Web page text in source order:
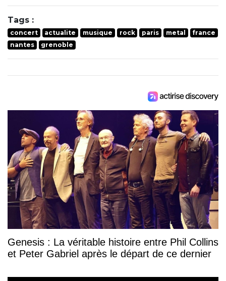
Tags :
concert actualite musique rock paris metal
france
nantes
grenoble
Genesis : La véritable histoire entre Phil Collins
et Peter Gabriel après le départ de ce dernier